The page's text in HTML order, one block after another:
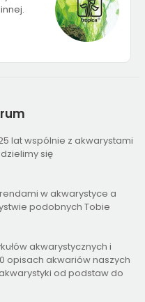
lat wspólnie z akwarystami
się
w akwarystyce a
podobnych Tobie
akwarystycznych i
opisach akwariów naszych
od podstaw do